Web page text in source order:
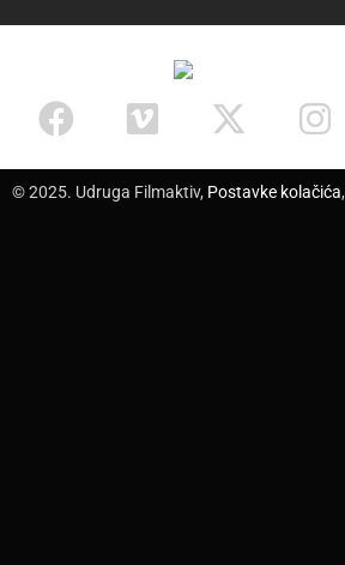
© 2025. Udruga Filmaktiv, Postavke kolačića,